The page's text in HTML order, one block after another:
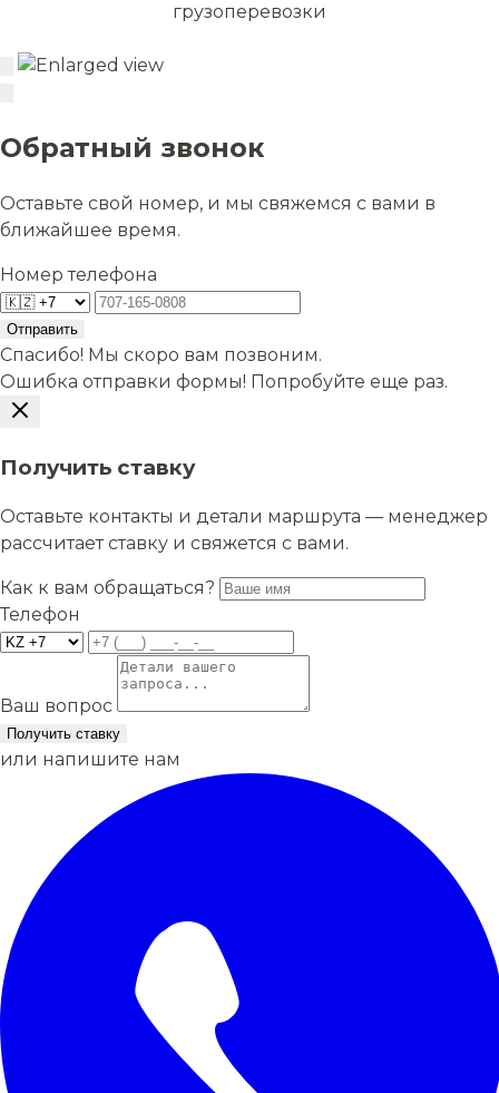
грузоперевозки
Обратный звонок
Оставьте свой номер, и мы свяжемся с вами в
ближайшее время.
Номер телефона
Отправить
Спасибо! Мы скоро вам позвоним.
Ошибка отправки формы! Попробуйте еще раз.
Получить ставку
Оставьте контакты и детали маршрута — менеджер
рассчитает ставку и свяжется с вами.
Как к вам обращаться?
Телефон
Ваш вопрос
Получить ставку
или напишите нам